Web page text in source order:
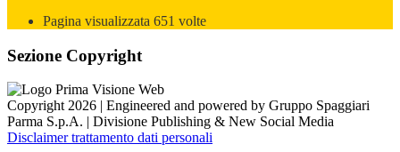
Pagina visualizzata 651 volte
Sezione Copyright
Copyright 2026 | Engineered and powered by Gruppo Spaggiari
Parma S.p.A. | Divisione Publishing & New Social Media
Disclaimer trattamento dati personali